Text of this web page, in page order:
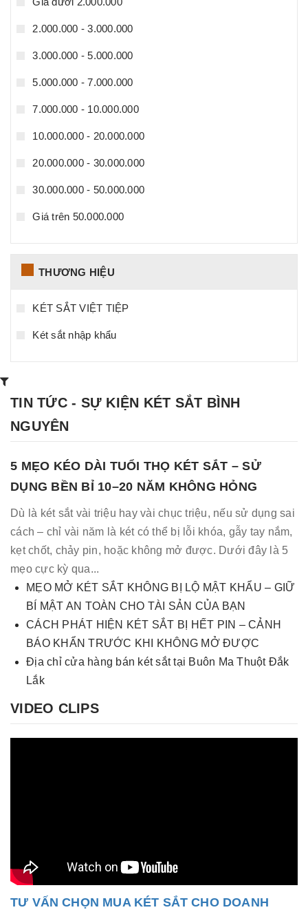
2.000.000 - 3.000.000
3.000.000 - 5.000.000
5.000.000 - 7.000.000
7.000.000 - 10.000.000
10.000.000 - 20.000.000
20.000.000 - 30.000.000
30.000.000 - 50.000.000
Giá trên 50.000.000
THƯƠNG HIỆU
KÉT SẮT VIỆT TIỆP
Két sắt nhập khẩu
TIN TỨC - SỰ KIỆN KÉT SẮT BÌNH
NGUYÊN
5 MẸO KÉO DÀI TUỔI THỌ KÉT SẮT – SỬ
DỤNG BỀN BỈ 10–20 NĂM KHÔNG HỎNG
Dù là két sắt vài triệu hay vài chục triệu, nếu sử dụng sai
cách – chỉ vài năm là két có thể bị lỗi khóa, gẫy tay nắm,
kẹt chốt, chảy pin, hoặc không mở được. Dưới đây là 5
mẹo cực kỳ qua...
MẸO MỞ KÉT SẮT KHÔNG BỊ LỘ MẬT KHẨU – GIỮ
BÍ MẬT AN TOÀN CHO TÀI SẢN CỦA BẠN
CÁCH PHÁT HIỆN KÉT SẮT BỊ HẾT PIN – CẢNH
BÁO KHẨN TRƯỚC KHI KHÔNG MỞ ĐƯỢC
Địa chỉ cửa hàng bán két sắt tại Buôn Ma Thuột Đắk
Lắk
VIDEO CLIPS
TƯ VẤN CHỌN MUA KÉT SẮT CHO DOANH